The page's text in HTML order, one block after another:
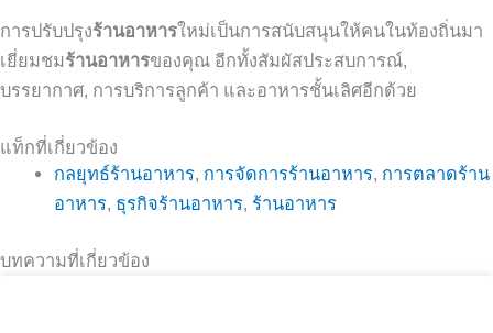
การปรับปรุงร้านอาหารใหม่เป็นการสนับสนุนให้คนในท้องถิ่นมา
เยี่ยมชมร้านอาหารของคุณ อีกทั้งสัมผัสประสบการณ์,
บรรยากาศ, การบริการลูกค้า และอาหารชั้นเลิศอีกด้วย
แท็กที่เกี่ยวข้อง
กลยุทธ์ร้านอาหาร, การจัดการร้านอาหาร, การตลาดร้าน
อาหาร, ธุรกิจร้านอาหาร, ร้านอาหาร
บทความที่เกี่ยวข้อง